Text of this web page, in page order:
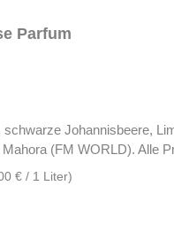
Parfum
(FM WORLD). Alle
€ / 1 Liter)